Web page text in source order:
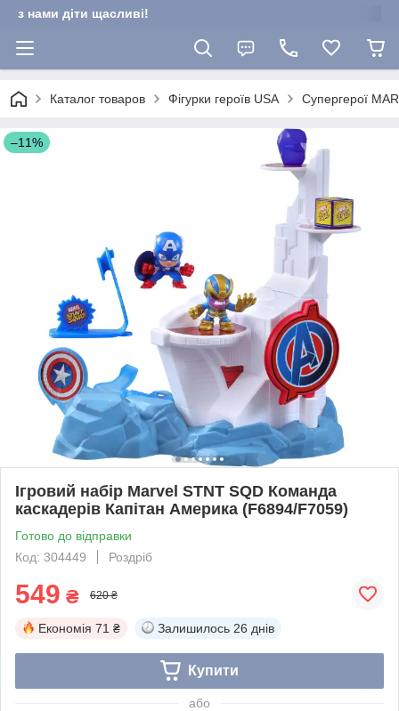
з нами діти щасливі!
Каталог товаров Фігурки героїв USA Супергерої
–11%
Ігровий набір Marvel STNT SQD Команда
каскадерів Капітан Америка (F6894/F7059)
Готово до відправки
Код: 304449
Роздріб
549 ₴ 620 ₴
Економія 71 ₴ Залишилось 26 днів
Купити
або